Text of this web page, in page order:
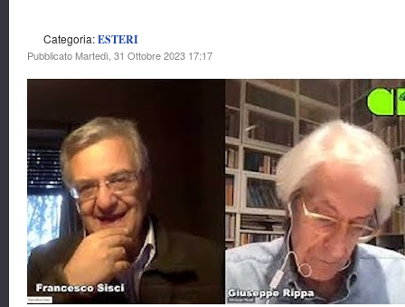
Categoria:ESTERI
Pubblicato Martedì, 31 Ottobre 2023 17:17